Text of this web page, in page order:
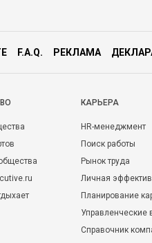
F.A.Q. РЕКЛАМА
КАРЬЕРА
HR-менеджмент
Поиск работы
Рынок труда
Личная
Планирование
Управленческие
Справочник